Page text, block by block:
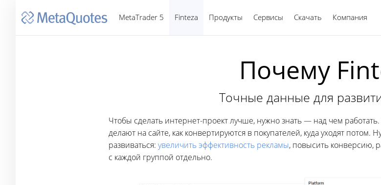
MetaTrader 5 Finteza Продукты Сервисы Скачать Компания
Почему
Точные данные для
Чтобы сделать интернет-проект лучше, нужно знать — над чем
делают на сайте, как конвертируются в покупателей, куда уходят потом.
развиваться: увеличить эффективность рекламы, повысить конверсию,
с каждой группой отдельно.